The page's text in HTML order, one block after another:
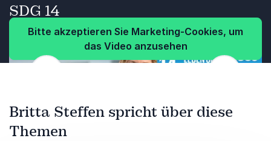
Zurück
SDG 14
Bitte akzeptieren Sie Marketing-Cookies, um
das Video anzusehen
Britta Steffen spricht über diese
Themen